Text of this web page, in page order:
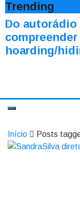
Trending
Do
hoarding/
Início Posts